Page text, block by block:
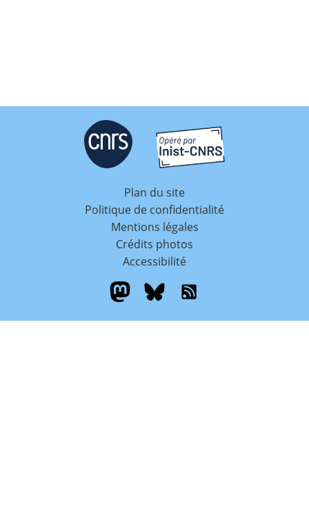
Plan du site
Politique de confidentialité
Mentions légales
Crédits photos
Accessibilité